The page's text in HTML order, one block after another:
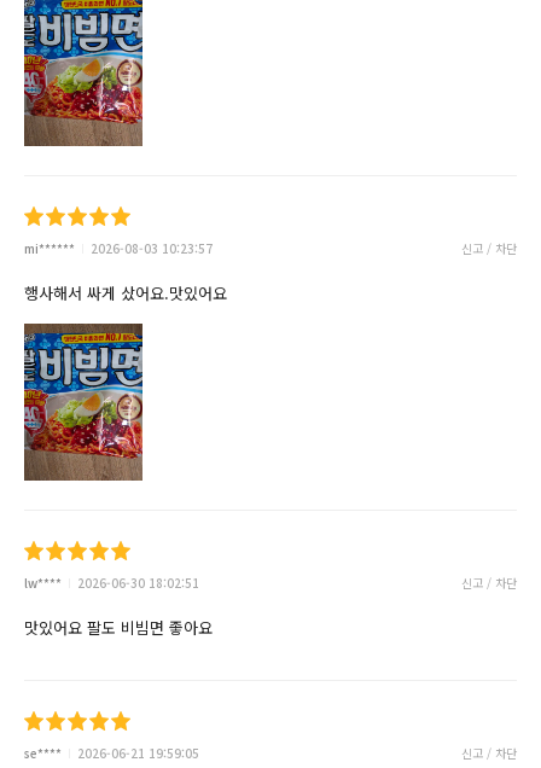
mi****** 2026-08-03 10:23:57 신고 / 차단
행사해서 싸게 샀어요.맛있어요
lw**** 2026-06-30 18:02:51 신고 / 차단
맛있어요 팔도 비빔면 좋아요
se**** 2026-06-21 19:59:05 신고 / 차단